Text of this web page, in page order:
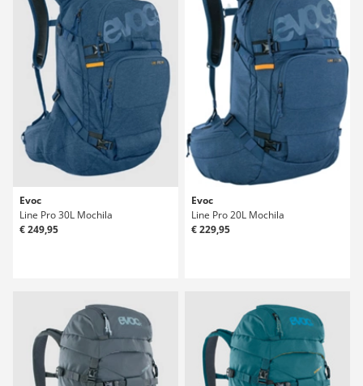
Evoc
Line Pro 30L Mochila
€ 249,95
Evoc
Line Pro 20L Mochila
€ 229,95